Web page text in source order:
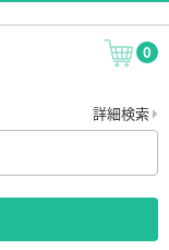
0
詳細検索